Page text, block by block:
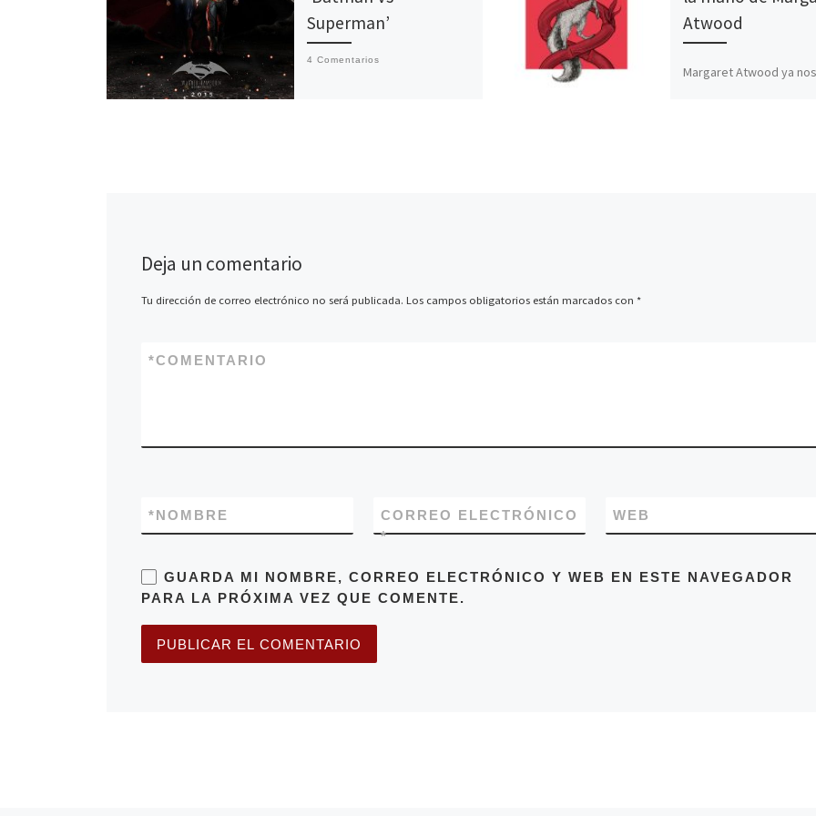
Superman’
4 Comentarios
Atwood
Margaret Atwood ya
Deja un comentario
Tu dirección de correo electrónico no será publicada. Los campos obligatorios están marcados con *
COMENTARIO
*
NOMBRE
*
CORREO ELECTRÓNICO
*
WEB
GUARDA MI NOMBRE, CORREO ELECTRÓNICO Y WEB EN ESTE NAVEGADOR
PARA LA PRÓXIMA VEZ QUE COMENTE.